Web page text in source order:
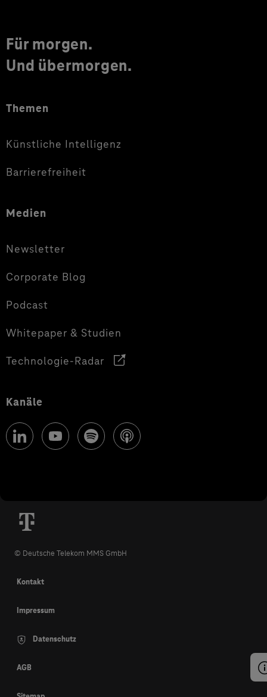
Für morgen.
Und übermorgen.
Themen
Künstliche Intelligenz
Barrierefreiheit
Medien
Newsletter
Corporate Blog
Podcast
Whitepaper & Studien
Technologie-Radar
Kanäle
© Deutsche Telekom MMS GmbH
Kontakt
Impressum
Datenschutz
AGB